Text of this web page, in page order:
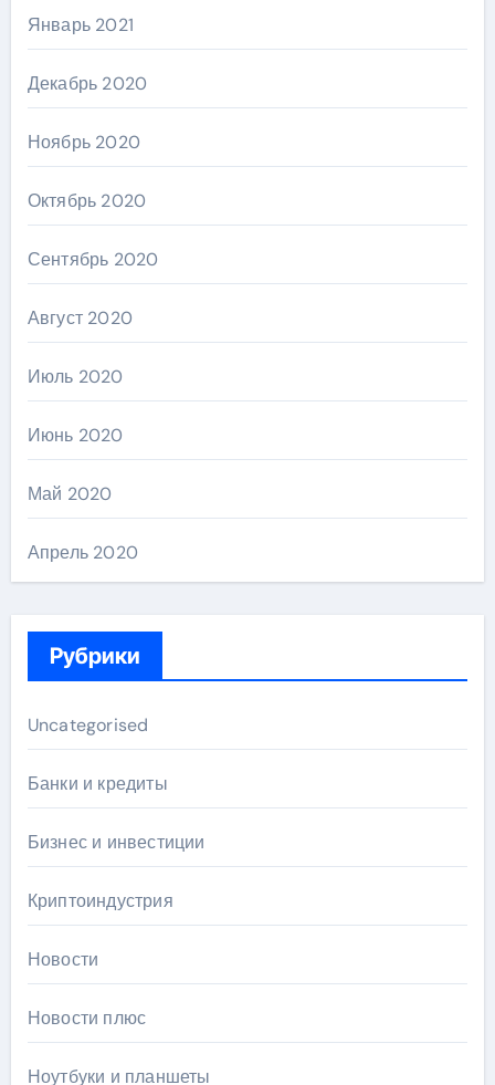
Январь 2021
Декабрь 2020
Ноябрь 2020
Октябрь 2020
Сентябрь 2020
Август 2020
Июль 2020
Июнь 2020
Май 2020
Апрель 2020
Рубрики
Uncategorised
Банки и кредиты
Бизнес и инвестиции
Криптоиндустрия
Новости
Новости плюс
Ноутбуки и планшеты